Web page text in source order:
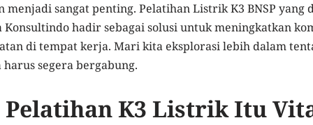
sangat penting. Pelatihan Listrik K3 BNSP yang
Konsultindo hadir sebagai solusi untuk meningkatkan
di tempat kerja. Mari kita eksplorasi lebih dalam
segera bergabung.
Pelatihan K3 Listrik Itu